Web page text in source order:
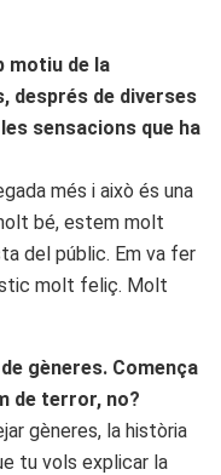
motiu de la
després de diverses
sensacions que ha
més i això és una
bé, estem molt
del públic. Em va fer
molt feliç. Molt
gèneres. Comença
de terror, no?
gèneres, la història
tu vols explicar la